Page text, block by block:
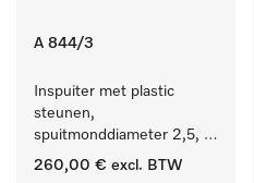
A 844/3
Inspuiter met plastic
steunen,
spuitmonddiameter 2,5,
lengte 80 mm, 20 stuks.
260,00 € excl. BTW